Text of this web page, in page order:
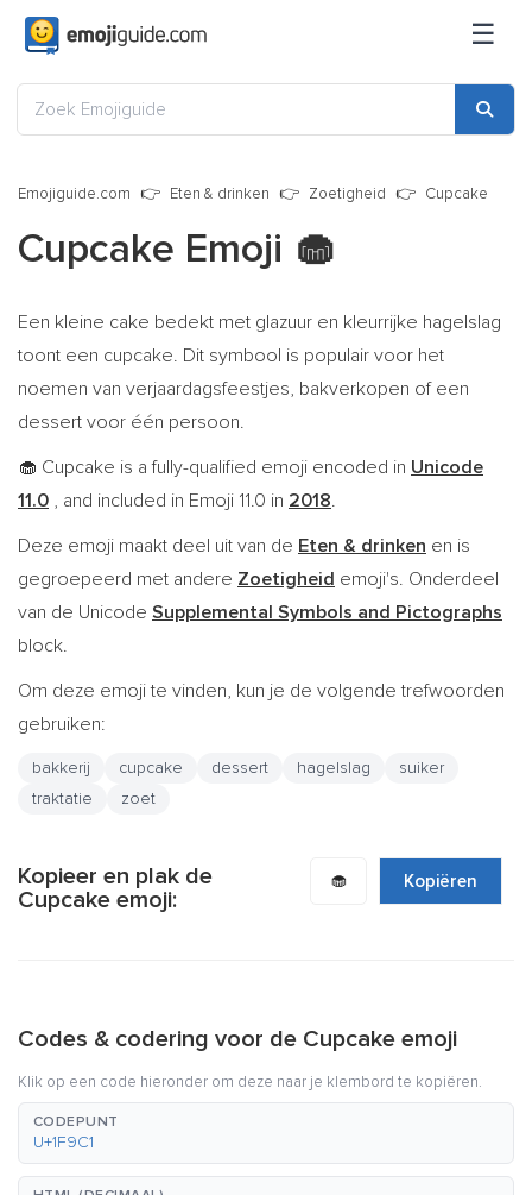
☰
Emojiguide.com Eten & drinken Zoetigheid Cupcake
Cupcake Emoji 🧁
Een kleine cake bedekt met glazuur en kleurrijke hagelslag
toont een cupcake. Dit symbool is populair voor het
noemen van verjaardagsfeestjes, bakverkopen of een
dessert voor één persoon.
🧁 Cupcake is a fully-qualified emoji encoded in Unicode
11.0 , and included in Emoji 11.0 in 2018.
Deze emoji maakt deel uit van de Eten & drinken en is
gegroepeerd met andere Zoetigheid emoji's. Onderdeel
van de Unicode Supplemental Symbols and Pictographs
block.
Om deze emoji te vinden, kun je de volgende trefwoorden
gebruiken:
bakkerij cupcake dessert hagelslag
suiker
traktatie
zoet
Kopieer en plak de
Cupcake emoji:
🧁 Kopiëren
Codes & codering voor de Cupcake emoji
Klik op een code hieronder om deze naar je klembord te kopiëren.
CODEPUNT
U+1F9C1